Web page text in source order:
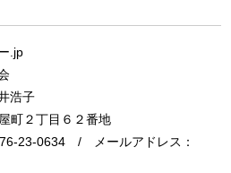
.jp
浩子
町２丁目６２番地
23-0634 / メールアドレス：